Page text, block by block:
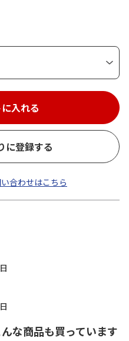
入れる
に登録する
合わせはこちら
な商品も買っています